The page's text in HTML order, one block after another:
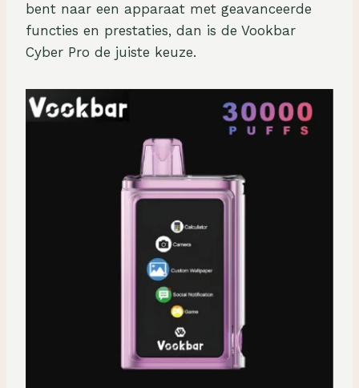
bent naar een apparaat met geavanceerde
functies en prestaties, dan is de Vookbar
Cyber Pro de juiste keuze.